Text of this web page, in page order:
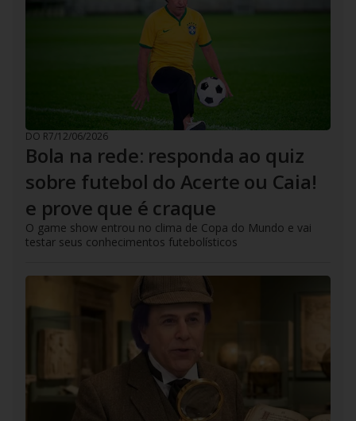
DO R7/12/06/2026
Bola na rede: responda ao quiz
sobre futebol do Acerte ou Caia!
e prove que é craque
O game show entrou no clima de Copa do Mundo e vai
testar seus conhecimentos futebolísticos